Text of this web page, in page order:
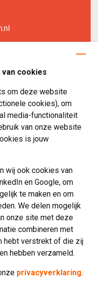
cookies
om deze website
cookies), om
media-functionaliteit
van onze website
is jouw
wij ook cookies van
en Google, om
te maken en om
We delen mogelijk
onze site met deze
combineren met
hebt verstrekt of die zij
hebben verzameld.
privacyverklaring.
Disclaimer